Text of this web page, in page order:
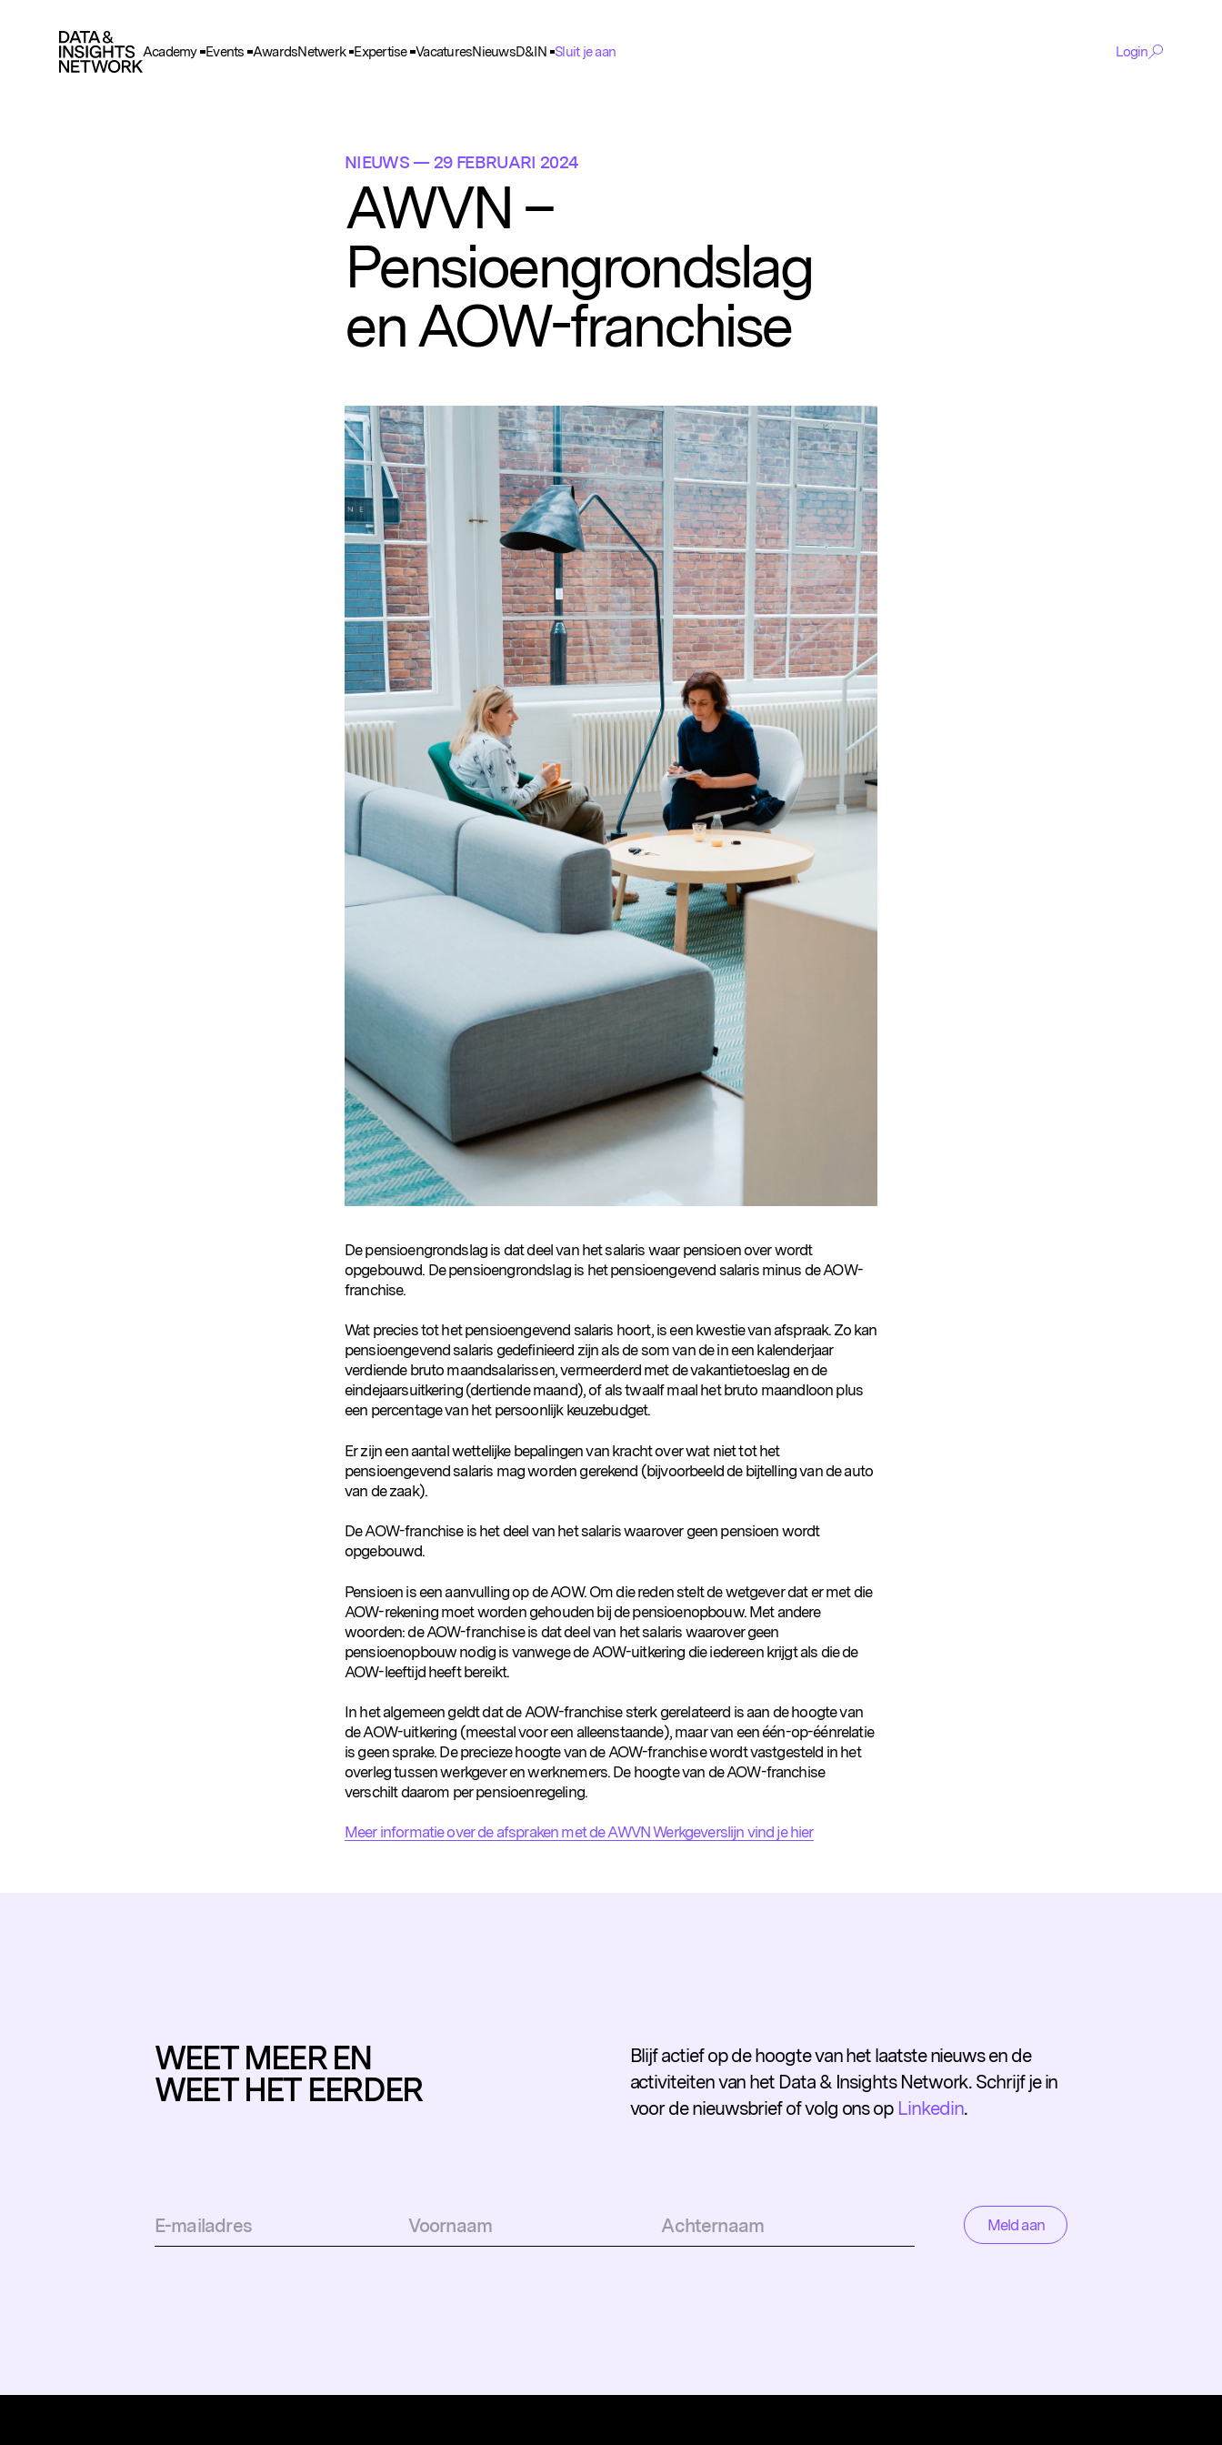
Academy Events AwardsNetwerk Expertise VacaturesNieuwsD&IN Sluit je aan Login
NIEUWS— 29 FEBRUARI 2024
AWVN –
Pensioengrondslag
en AOW-franchise
De pensioengrondslag is dat deel van het salaris waar pensioen over wordt
opgebouwd. De pensioengrondslag is het pensioengevend salaris minus de AOW-
franchise. ​
Wat precies tot het pensioengevend salaris hoort, is een kwestie van afspraak. Zo kan
pensioengevend salaris gedefinieerd zijn als de som van de in een kalenderjaar
verdiende bruto maandsalarissen, vermeerderd met de vakantietoeslag en de
eindejaarsuitkering (dertiende maand), of als twaalf maal het bruto maandloon plus
een percentage van het persoonlijk keuzebudget.
Er zijn een aantal wettelijke bepalingen van kracht over wat niet tot het
pensioengevend salaris mag worden gerekend (bijvoorbeeld de bijtelling van de auto
van de zaak).
De AOW-franchise is het deel van het salaris waarover geen pensioen wordt
opgebouwd.
Pensioen is een aanvulling op de AOW. Om die reden stelt de wetgever dat er met die
AOW-rekening moet worden gehouden bij de pensioenopbouw. Met andere
woorden: de AOW-franchise is dat deel van het salaris waarover geen
pensioenopbouw nodig is vanwege de AOW-uitkering die iedereen krijgt als die de
AOW-leeftijd heeft bereikt.
In het algemeen geldt dat de AOW-franchise sterk gerelateerd is aan de hoogte van
de AOW-uitkering (meestal voor een alleenstaande), maar van een één-op-éénrelatie
is geen sprake. De precieze hoogte van de AOW-franchise wordt vastgesteld in het
overleg tussen werkgever en werknemers. De hoogte van de AOW-franchise
verschilt daarom per pensioenregeling.
Meer informatie over de afspraken met de AWVN Werkgeverslijn vind je hier
WEET MEER EN
WEET HET EERDER
Blijf actief op de hoogte van het laatste nieuws en de
activiteiten van het Data & Insights Network. Schrijf je in
voor de nieuwsbrief of volg ons op Linkedin.
Deze helpen ons om het gebruik van de website te analyseren en te verbeteren. De
gegevens worden geanonimiseerd verzameld.
Deze worden gebruikt om je surfgedrag te volgen, zodat we gepersonaliseerde content
en advertenties kunnen tonen.